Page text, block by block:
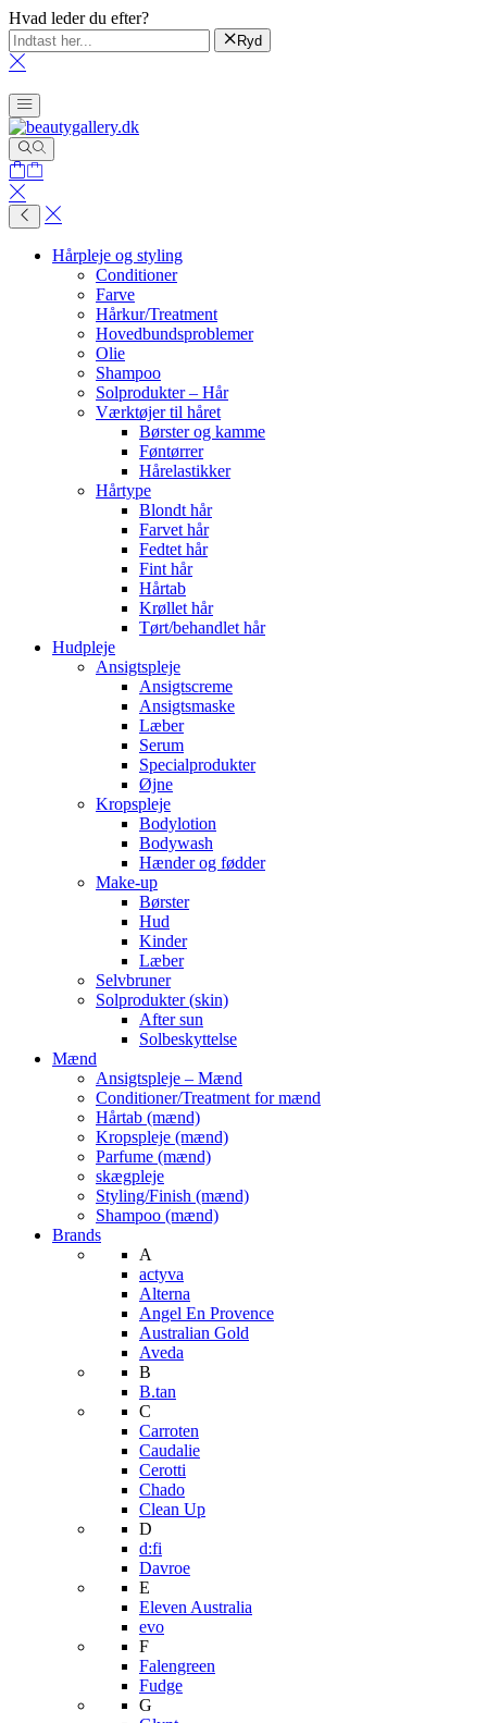
Hvad leder du efter?
Ryd
Hårpleje og styling
Conditioner
Farve
Hårkur/Treatment
Hovedbundsproblemer
Olie
Shampoo
Solprodukter – Hår
Værktøjer til håret
Børster og kamme
Føntørrer
Hårelastikker
Hårtype
Blondt hår
Farvet hår
Fedtet hår
Fint hår
Hårtab
Krøllet hår
Tørt/behandlet hår
Hudpleje
Ansigtspleje
Ansigtscreme
Ansigtsmaske
Læber
Serum
Specialprodukter
Øjne
Kropspleje
Bodylotion
Bodywash
Hænder og fødder
Make-up
Børster
Hud
Kinder
Læber
Selvbruner
Solprodukter (skin)
After sun
Solbeskyttelse
Mænd
Ansigtspleje – Mænd
Conditioner/Treatment for mænd
Hårtab (mænd)
Kropspleje (mænd)
Parfume (mænd)
skægpleje
Styling/Finish (mænd)
Shampoo (mænd)
Brands
A
actyva
Alterna
Angel En Provence
Australian Gold
Aveda
B
B.tan
C
Carroten
Caudalie
Cerotti
Chado
Clean Up
D
d:fi
Davroe
E
Eleven Australia
evo
F
Falengreen
Fudge
G